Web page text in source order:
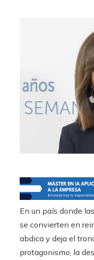
En un país donde
se convierten en
abdica y deja el
protagonismo, la